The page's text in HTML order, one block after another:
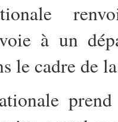
à un
le cadre de